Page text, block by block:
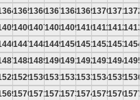
1365136613671368136913701371
1406140714081409141014111412
1447144814491450145114521453
1488148914901491149214931494
1529153015311532153315341535
1570157115721573157415751576